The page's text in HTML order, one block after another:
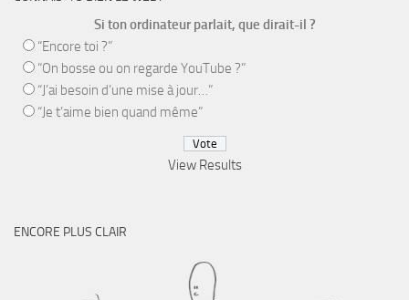
Si ton ordinateur parlait, que dirait-il ?
“Encore toi ?”
“On bosse ou on regarde YouTube ?”
“J’ai besoin d’une mise à jour…”
“Je t’aime bien quand même”
View Results
ENCORE PLUS CLAIR